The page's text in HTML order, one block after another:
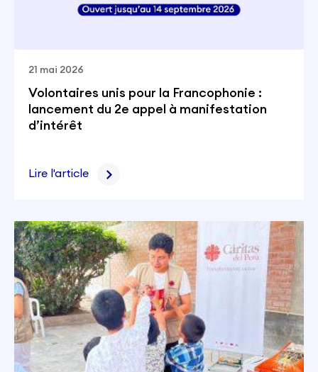
21 mai 2026
Volontaires unis pour la Francophonie :
lancement du 2e appel à manifestation
d’intérêt
Lire l'article